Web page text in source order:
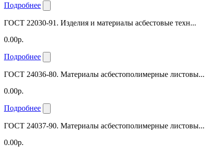
Подробнее
ГОСТ 22030-91. Изделия и материалы асбестовые техн...
0.00р.
Подробнее
ГОСТ 24036-80. Материалы асбестополимерные листовы...
0.00р.
Подробнее
ГОСТ 24037-90. Материалы асбестополимерные листовы...
0.00р.